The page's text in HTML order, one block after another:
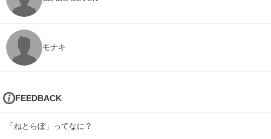
モナキ
FEEDBACK
「ねとらぼ」ってなに？